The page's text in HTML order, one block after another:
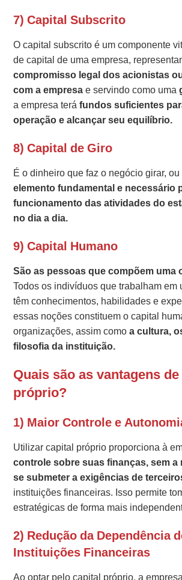
7) Capital Subscrito
O capital subscrito é um componente
de capital de uma empresa,
compromisso legal dos acionistas
com a empresae servindo como uma
a empresa teráfundos suficientes
operação e alcançar seu equilíbrio.
8) Capital de Giro
É o dinheiro que faz o negócio girar,
elemento fundamental e necessário
funcionamento das atividades do
no dia a dia.
9) Capital Humano
São as pessoas que compõem uma
Todos os indivíduos que trabalham em
têm conhecimentos, habilidades e
essas noções constituem o capital
organizações, assim comoa cultura,
filosofia da instituição.
Quais são as vantagens
próprio?
1) Maior Controle e
Utilizar capital próprio proporciona à
controle sobre suas finanças, sem a
se submeter a exigências de
instituições financeiras. Isso permite
estratégicas de forma mais
2) Redução da Dependência
Instituições Financeiras